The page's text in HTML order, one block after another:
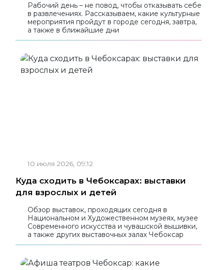
Рабочий день – не повод, чтобы отказывать себе
в развлечениях. Рассказываем, какие культурные
мероприятия пройдут в городе сегодня, завтра,
а также в ближайшие дни
10 июля 2026, 09:12
Куда сходить в Чебоксарах: выставки
для взрослых и детей
Обзор выставок, проходящих сегодня в
Национальном и Художественном музеях, музее
Современного искусства и чувашской вышивки,
а также других выставочных залах Чебоксар